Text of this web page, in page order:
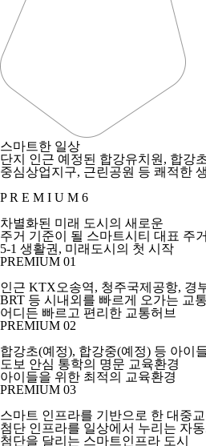
스마트한 일상
단지 인근 예정된 합강유치원, 합강
중심상업지구, 근린공원 등 쾌적한
P R E M I U M 6
차별화된 미래 도시의 새로운
주거 기준이 될 스마트시티 대표 주
5-1 생활권, 미래도시의 첫 시작
PREMIUM 01
인근 KTX오송역, 청주국제공항, 경
BRT 등 시내외를 빠르게 오가는 교
어디든 빠르고 편리한 교통허브
PREMIUM 02
합강초(예정), 합강중(예정) 등 아이
도보 안심 통학의 명문 교육환경
아이들을 위한 최적의 교육환경
PREMIUM 03
스마트 인프라를 기반으로 한 대중
첨단 인프라를 일상에서 누리는 자동
첨단을 달리는 스마트인프라 도시